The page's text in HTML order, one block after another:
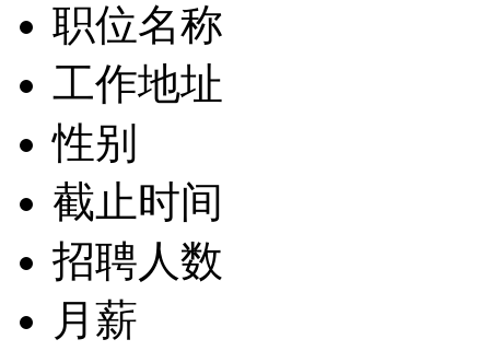
职位名称
工作地址
性别
截止时间
招聘人数
月薪